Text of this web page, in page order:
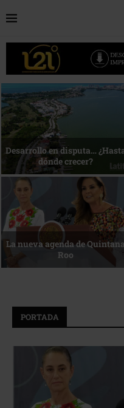
Bottega, un viaje servido a la
mesa
Reconocimiento de viajeros
PORTADA